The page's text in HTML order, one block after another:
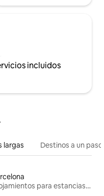
incluidos
largas Destinos a un
Alojamientos para estancias largas